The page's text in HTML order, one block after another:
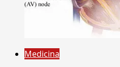
Medicina